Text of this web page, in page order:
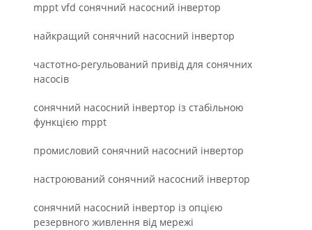
mppt vfd сонячний насосний інвертор
найкращий сонячний насосний інвертор
частотно-регульований привід для сонячних
насосів
сонячний насосний інвертор із стабільною
функцією mppt
промисловий сонячний насосний інвертор
настроюваний сонячний насосний інвертор
сонячний насосний інвертор із опцією
резервного живлення від мережі